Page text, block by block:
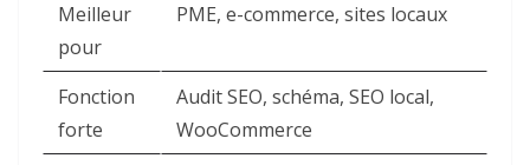
Meilleur
pour
PME, e-commerce, sites locaux
Fonction
forte
Audit SEO, schéma, SEO local,
WooCommerce